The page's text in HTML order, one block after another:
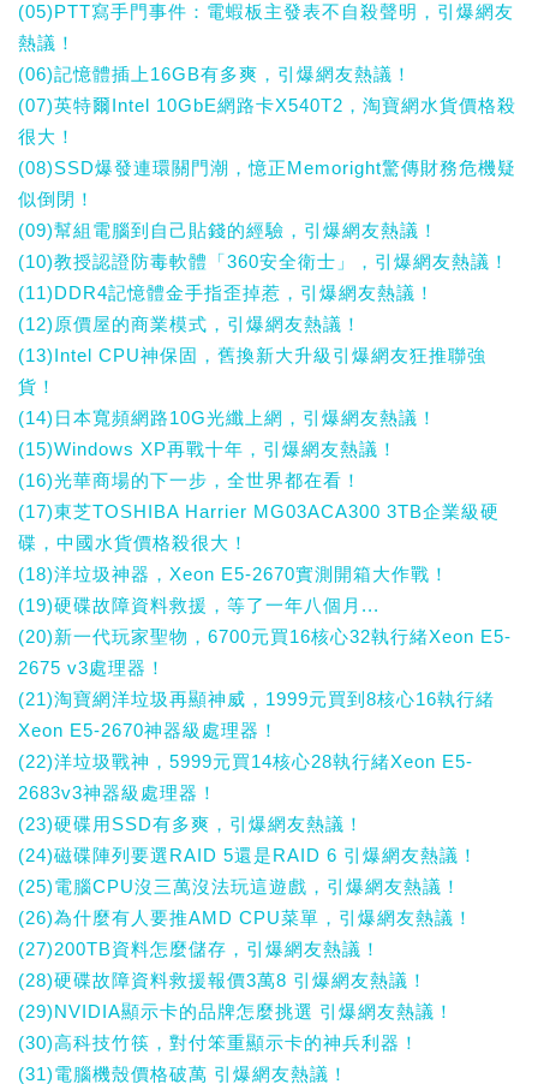
(05)PTT寫手門事件：電蝦板主發表不自殺聲明，引爆網友
熱議！
(06)記憶體插上16GB有多爽，引爆網友熱議！
(07)英特爾Intel 10GbE網路卡X540T2，淘寶網水貨價格殺
很大！
(08)SSD爆發連環關門潮，憶正Memoright驚傳財務危機疑
似倒閉！
(09)幫組電腦到自己貼錢的經驗，引爆網友熱議！
(10)教授認證防毒軟體「360安全衛士」，引爆網友熱議！
(11)DDR4記憶體金手指歪掉惹，引爆網友熱議！
(12)原價屋的商業模式，引爆網友熱議！
(13)Intel CPU神保固，舊換新大升級引爆網友狂推聯強
貨！
(14)日本寬頻網路10G光纖上網，引爆網友熱議！
(15)Windows XP再戰十年，引爆網友熱議！
(16)光華商場的下一步，全世界都在看！
(17)東芝TOSHIBA Harrier MG03ACA300 3TB企業級硬
碟，中國水貨價格殺很大！
(18)洋垃圾神器，Xeon E5-2670實測開箱大作戰！
(19)硬碟故障資料救援，等了一年八個月...
(20)新一代玩家聖物，6700元買16核心32執行緒Xeon E5-
2675 v3處理器！
(21)淘寶網洋垃圾再顯神威，1999元買到8核心16執行緒
Xeon E5-2670神器級處理器！
(22)洋垃圾戰神，5999元買14核心28執行緒Xeon E5-
2683v3神器級處理器！
(23)硬碟用SSD有多爽，引爆網友熱議！
(24)磁碟陣列要選RAID 5還是RAID 6 引爆網友熱議！
(25)電腦CPU沒三萬沒法玩這遊戲，引爆網友熱議！
(26)為什麼有人要推AMD CPU菜單，引爆網友熱議！
(27)200TB資料怎麼儲存，引爆網友熱議！
(28)硬碟故障資料救援報價3萬8 引爆網友熱議！
(29)NVIDIA顯示卡的品牌怎麼挑選 引爆網友熱議！
(30)高科技竹筷，對付笨重顯示卡的神兵利器！
(31)電腦機殼價格破萬 引爆網友熱議！